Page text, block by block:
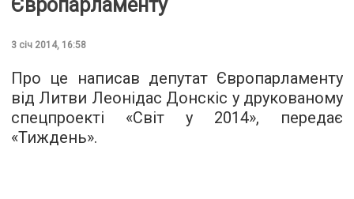
Європарламенту
3 січ 2014, 16:58
Про це написав депутат Європарламенту
від Литви Леонідас Донскіс у друкованому
спецпроекті «Світ у 2014», передає
«Тиждень».